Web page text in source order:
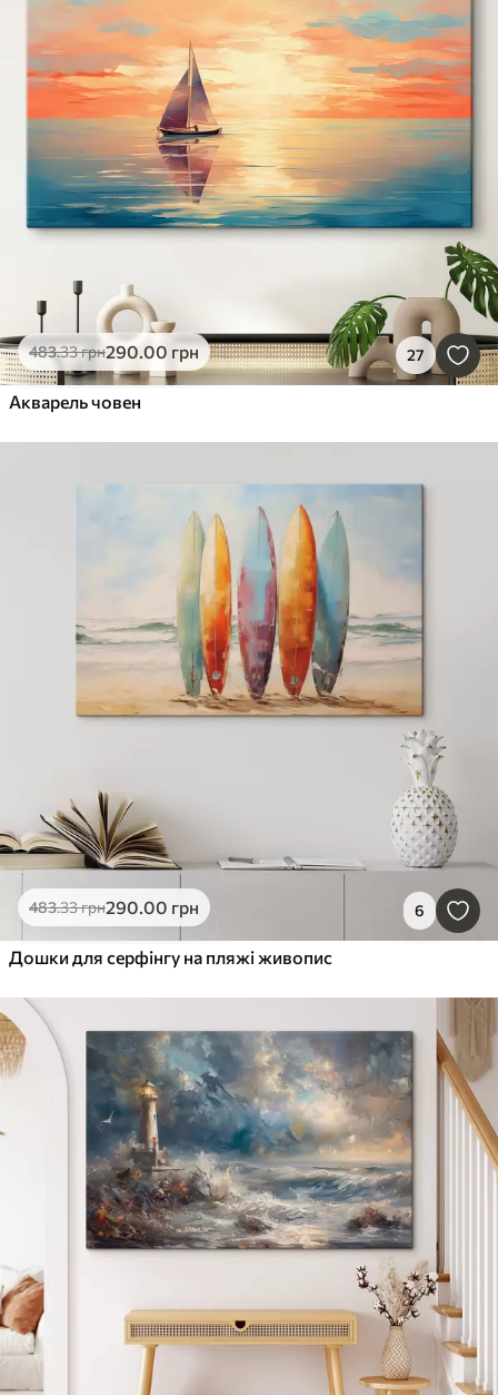
483.33грн290.00 грн 27
Акварель човен
483.33грн290.00 грн 6
Дошки для серфінгу на пляжі живопис